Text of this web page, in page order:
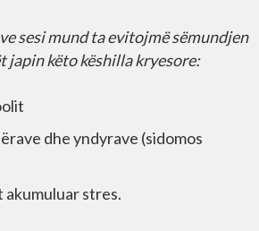
sesi mund ta evitojmë sëmundjen
japin këto këshilla kryesore:
dhe yndyrave (sidomos
akumuluar stres.